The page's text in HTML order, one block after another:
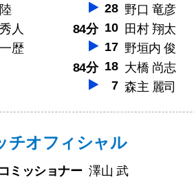
人
歴
28 野口 竜彦
84分 10
田村 翔太
17 野垣内 俊
84分 18 大橋 尚志
7 森主 麗司
チオフィシャル
ミッショナー 澤山 武